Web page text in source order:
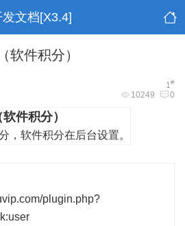
发文档[X3.4]
软件积分）
1#
10249 0
件积分）
，软件积分在后台设置。
plugin.php?